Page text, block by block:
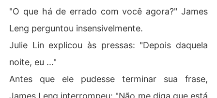
"O que há de errado com você agora?" James
Leng perguntou insensivelmente.
Julie Lin explicou às pressas: "Depois daquela
noite, eu ..."
Antes que ele pudesse terminar sua frase,
James Leng interrompeu: "Não me diga que está